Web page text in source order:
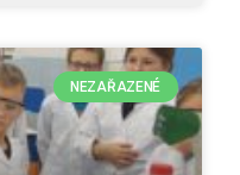
NEZAŘAZENÉ